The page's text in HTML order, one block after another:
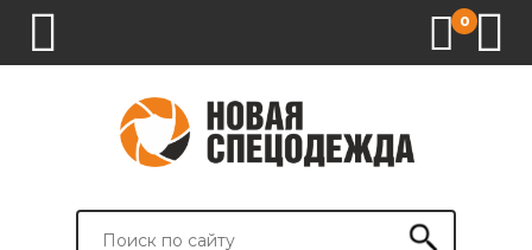
0
СПЕЦОДЕЖДА
СПЕЦОБУВЬ
СРЕДСТВА
ВСПОМОГАТЕЛЬНЫЕ
БРЕНДИРОВАНИЕ